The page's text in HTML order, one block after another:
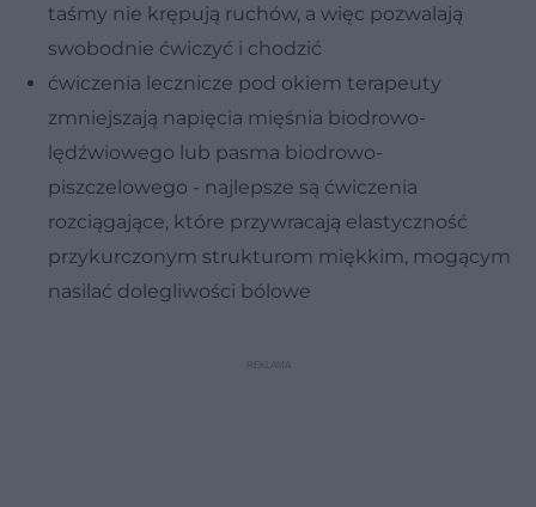
taśmy nie krępują ruchów, a więc pozwalają
swobodnie ćwiczyć i chodzić
ćwiczenia lecznicze pod okiem terapeuty
zmniejszają napięcia mięśnia biodrowo-
lędźwiowego lub pasma biodrowo-
piszczelowego - najlepsze są ćwiczenia
rozciągające, które przywracają elastyczność
przykurczonym strukturom miękkim, mogącym
nasilać dolegliwości bólowe